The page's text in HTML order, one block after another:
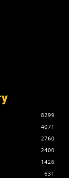
8299
4071
2760
2400
1426
631